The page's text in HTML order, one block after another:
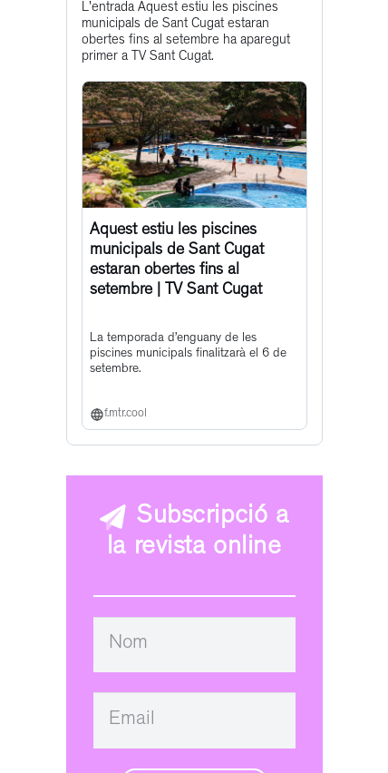
this
post
L'entrada Aquest estiu les piscines
municipals de Sant Cugat estaran
obertes fins al setembre ha aparegut
primer a TV Sant Cugat.
Aquest estiu les piscines
municipals de Sant Cugat
estaran obertes fins al
setembre | TV Sant Cugat
La temporada d’enguany de les
piscines municipals finalitzarà el 6 de
setembre.
f.mtr.cool
Subscripció a
la revista online